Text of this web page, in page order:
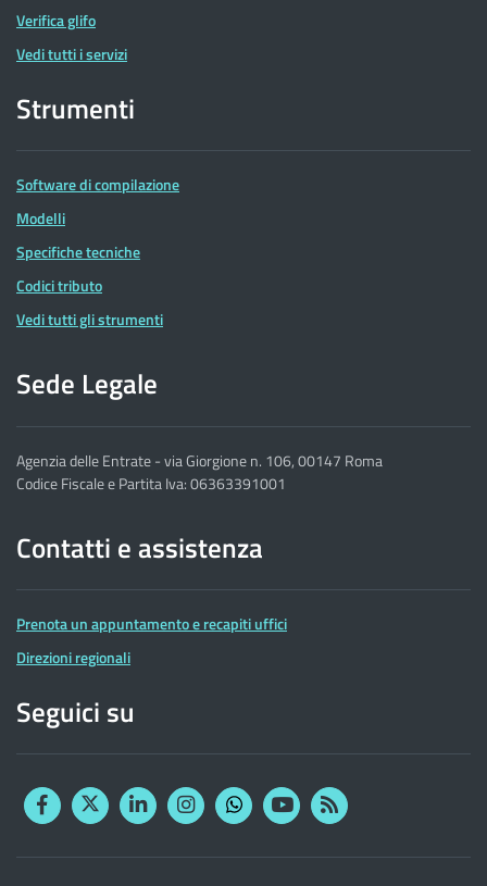
Verifica glifo
Vedi tutti i servizi
Strumenti
Software di compilazione
Modelli
Specifiche tecniche
Codici tributo
Vedi tutti gli strumenti
Sede Legale
Agenzia delle Entrate - via Giorgione n. 106, 00147 Roma
Codice Fiscale e Partita Iva: 06363391001
Contatti e assistenza
Prenota un appuntamento e recapiti uffici
Direzioni regionali
Seguici su
FacebookTwitterLinkedinInstagram
YouTubeRSS